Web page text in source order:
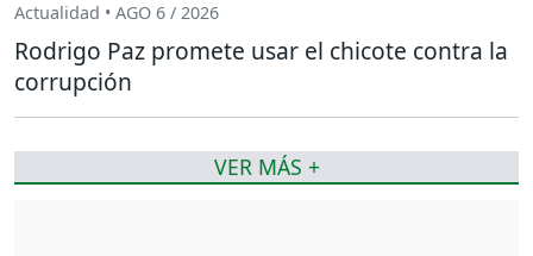
Actualidad • AGO 6 / 2026
Rodrigo Paz promete usar el chicote contra la
corrupción
VER MÁS +